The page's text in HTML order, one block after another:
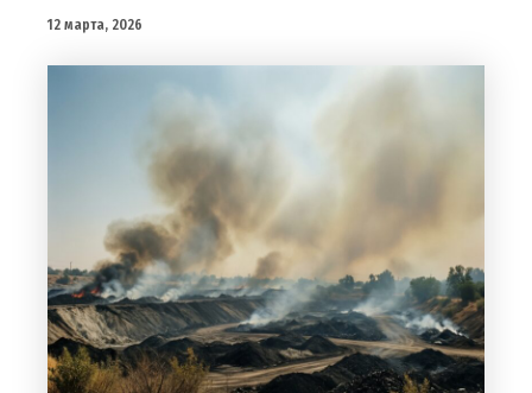
12 марта, 2026